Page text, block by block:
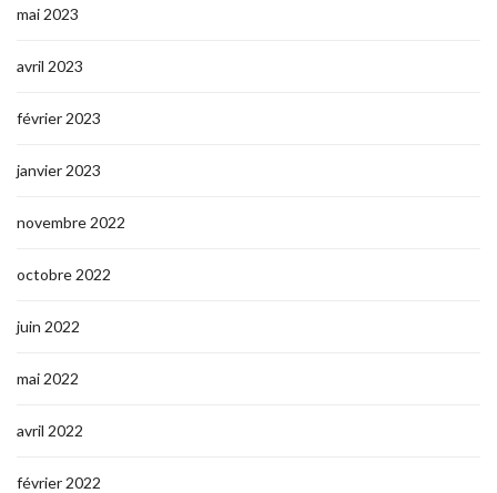
mai 2023
avril 2023
février 2023
janvier 2023
novembre 2022
octobre 2022
juin 2022
mai 2022
avril 2022
février 2022